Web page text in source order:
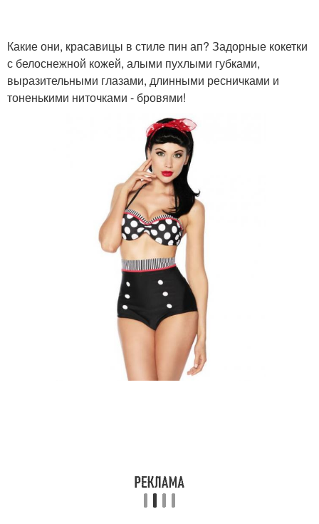
Какие они, красавицы в стиле пин ап? Задорные кокетки
с белоснежной кожей, алыми пухлыми губками,
выразительными глазами, длинными ресничками и
тоненькими ниточками - бровями!